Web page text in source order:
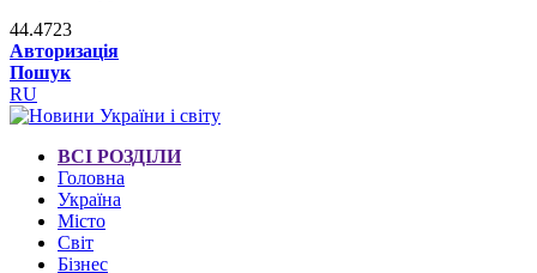
44.4723
Авторизація
Пошук
RU
ВСІ РОЗДІЛИ
Головна
Україна
Місто
Світ
Бізнес